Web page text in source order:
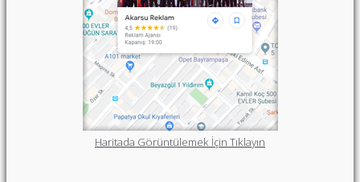
Haritada Görüntülemek İçin Tıklayın